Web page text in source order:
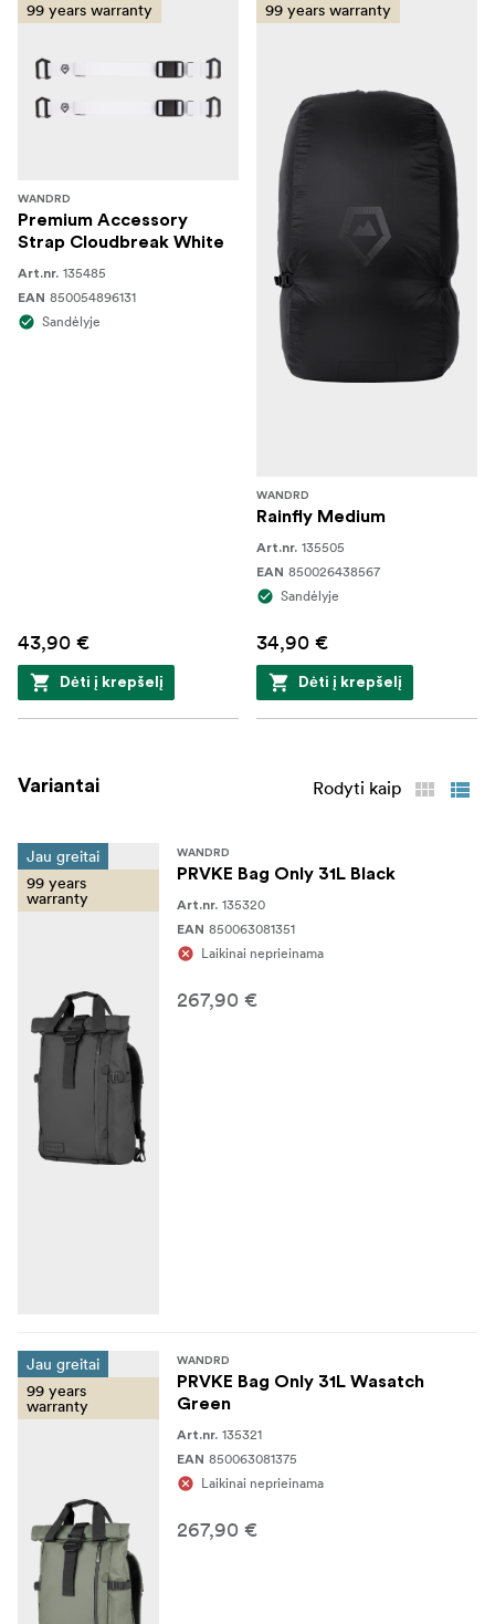
99 years warranty
WANDRD
Premium Accessory
Strap Cloudbreak White
Art.nr. 135485
EAN 850054896131
Sandėlyje
43,90 €
Dėti į krepšelį
99 years warranty
WANDRD
Rainfly Medium
Art.nr. 135505
EAN 850026438567
Sandėlyje
34,90 €
Dėti į krepšelį
Variantai Rodyti kaip
Jau greitai
99 years
warranty
WANDRD
PRVKE Bag Only 31L Black
Art.nr. 135320
EAN 850063081351
Laikinai neprieinama
267,90 €
Jau greitai
99 years
warranty
WANDRD
PRVKE Bag Only 31L Wasatch
Green
Art.nr. 135321
EAN 850063081375
Laikinai neprieinama
267,90 €